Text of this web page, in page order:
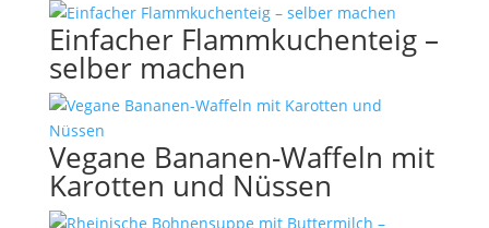
Einfacher Flammkuchenteig –
selber machen
Vegane Bananen-Waffeln mit
Karotten und Nüssen